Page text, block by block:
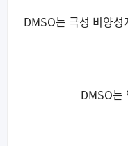
DMSO는 극성 비양
DMSO는